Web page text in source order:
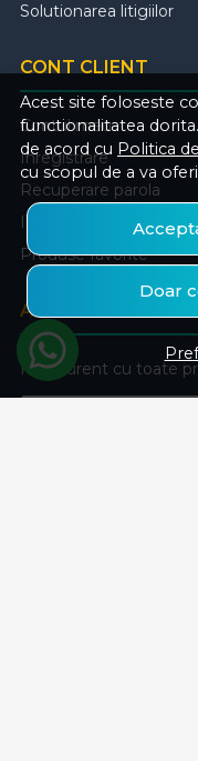
Acest site foloseste
functionalitatea
de acord cu Politica
cu scopul de a va
Doar
Solutionarea litigiilor
CONT CLIENT
Contul meu
Inregistrare
Recuperare parola
Istoric comenzi
Produse favorite
ABONEAZA-TE LA
Fii la curent cu toate